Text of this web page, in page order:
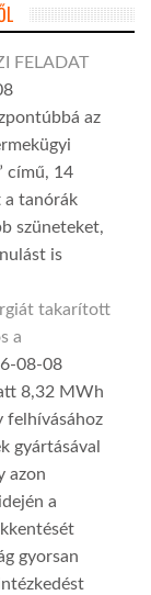
FELADAT
az
című, 14
a tanórák
szüneteket,
is
takarított
a
08-08
8,32 MWh
felhívásához
gyártásával
azon
a
gyorsan